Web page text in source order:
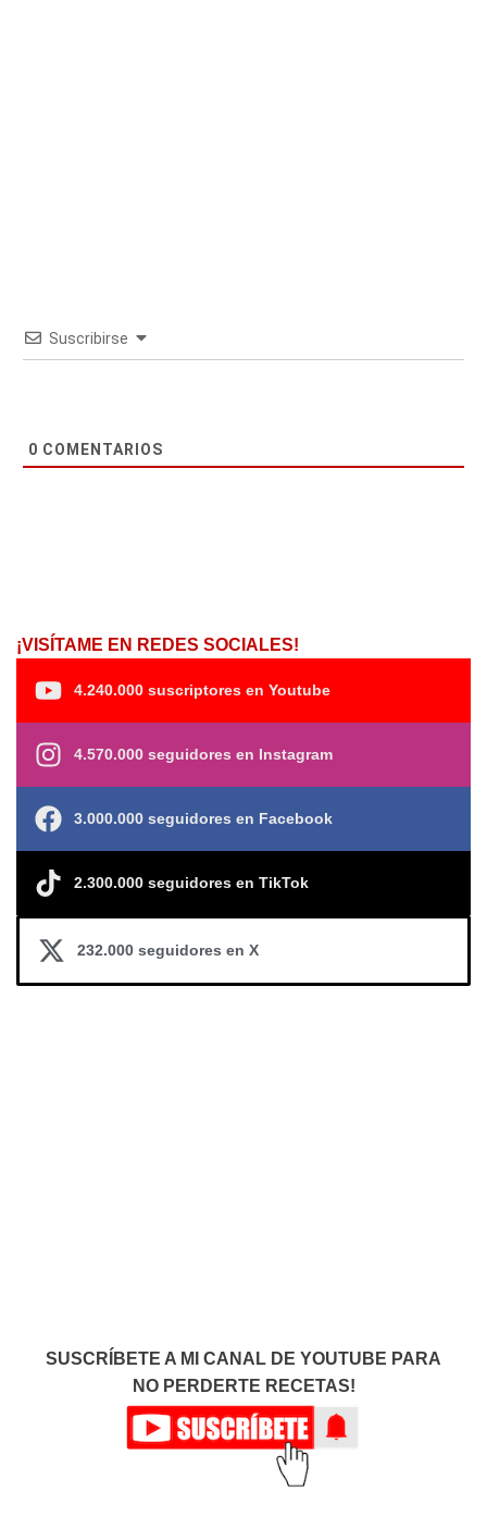
Suscribirse
0 COMENTARIOS
¡VISÍTAME EN REDES SOCIALES!
4.240.000 suscriptores en Youtube
4.570.000 seguidores en Instagram
3.000.000 seguidores en Facebook
2.300.000 seguidores en TikTok
232.000 seguidores en X
SUSCRÍBETE A MI CANAL DE YOUTUBE PARA
NO PERDERTE RECETAS!